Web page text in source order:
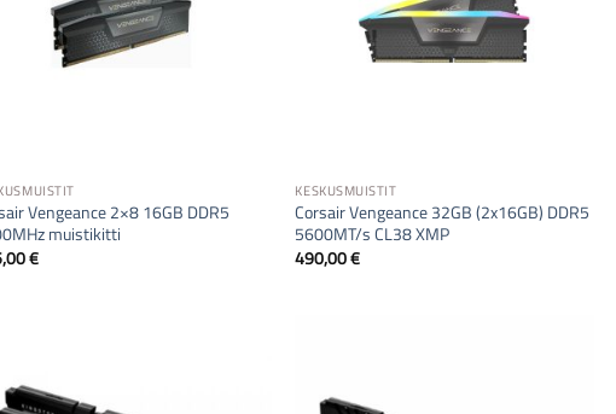
Vengeance 2×8 16GB DDR5
muistikitti
€
KESKUSMUISTIT
Corsair Vengeance 32GB (2x16GB) DDR5
5600MT/s CL38 XMP
490,00€